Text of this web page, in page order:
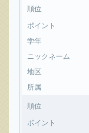
順位
ポイント
学年
ニックネーム
地区
所属
順位
ポイント